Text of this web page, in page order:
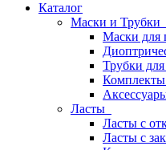
Каталог
Маски и Трубки
Маски для
Трубки
Ласты
Ласты с
Ласты с